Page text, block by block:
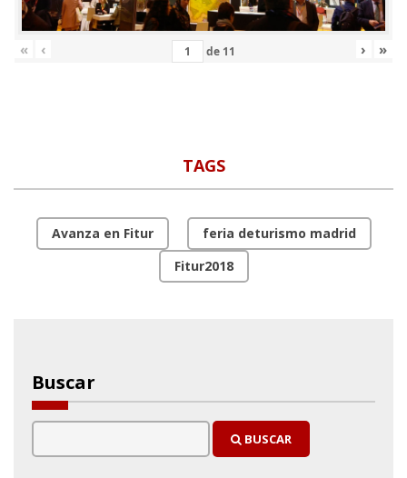
« ‹ de 11 › »
TAGS
Avanza en Fitur
feria deturismo madrid
Fitur2018
Buscar
BUSCAR